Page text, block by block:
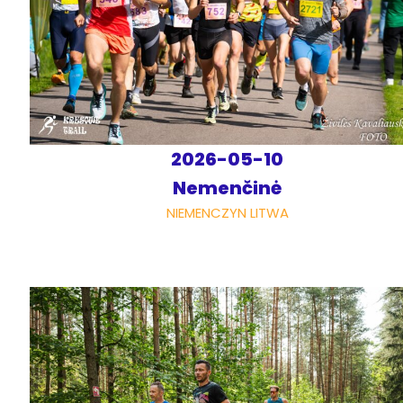
2026-05-10
Nemenčinė
NIEMENCZYN LITWA